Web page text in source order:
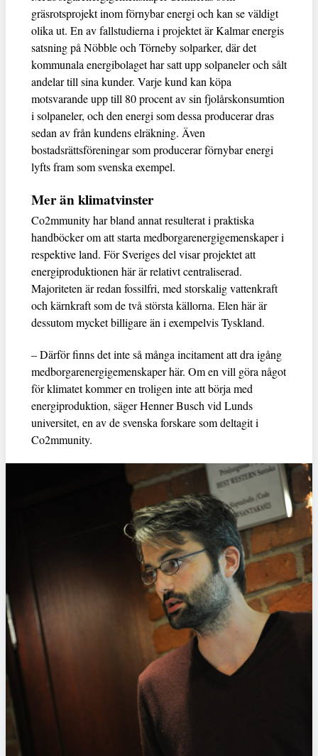
gräsrotsprojekt inom förnybar energi och kan se väldigt
olika ut. En av fallstudierna i projektet är Kalmar energis
satsning på Nöbble och Törneby solparker, där det
kommunala energibolaget har satt upp solpaneler och sålt
andelar till sina kunder. Varje kund kan köpa
motsvarande upp till 80 procent av sin fjolårskonsumtion
i solpaneler, och den energi som dessa producerar dras
sedan av från kundens elräkning. Även
bostadsrättsföreningar som producerar förnybar energi
lyfts fram som svenska exempel.
Mer än klimatvinster
Co2mmunity har bland annat resulterat i praktiska
handböcker om att starta medborgarenergigemenskaper i
respektive land. För Sveriges del visar projektet att
energiproduktionen här är relativt centraliserad.
Majoriteten är redan fossilfri, med storskalig vattenkraft
och kärnkraft som de två största källorna. Elen här är
dessutom mycket billigare än i exempelvis Tyskland.
– Därför finns det inte så många incitament att dra igång
medborgarenergigemenskaper här. Om en vill göra något
för klimatet kommer en troligen inte att börja med
energiproduktion, säger Henner Busch vid Lunds
universitet, en av de svenska forskare som deltagit i
Co2mmunity.